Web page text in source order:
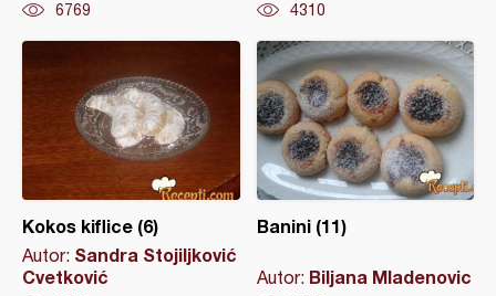
6769 4310
Kokos kiflice (6)
Autor: Sandra Stojiljković
Cvetković
Banini (11)
Autor: Biljana Mladenovic